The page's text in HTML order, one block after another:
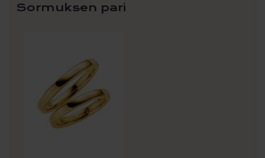
Sormuksen pari